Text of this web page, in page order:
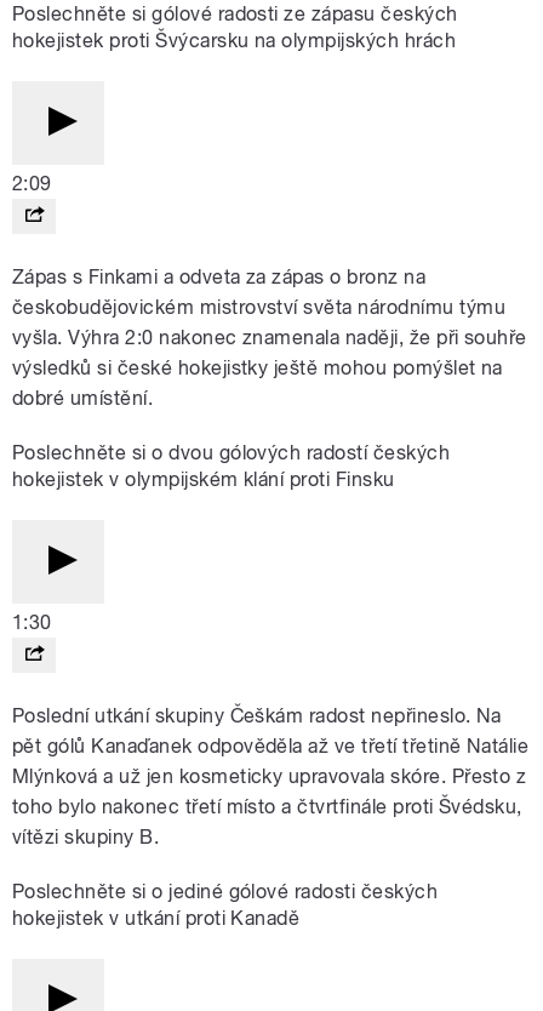
Poslechněte si gólové radosti ze zápasu českých
hokejistek proti Švýcarsku na olympijských hrách
2:09
Zápas s Finkami a odveta za zápas o bronz na
českobudějovickém mistrovství světa národnímu týmu
vyšla. Výhra 2:0 nakonec znamenala naději, že při souhře
výsledků si české hokejistky ještě mohou pomýšlet na
dobré umístění.
Poslechněte si o dvou gólových radostí českých
hokejistek v olympijském klání proti Finsku
1:30
Poslední utkání skupiny Češkám radost nepřineslo. Na
pět gólů Kanaďanek odpověděla až ve třetí třetině Natálie
Mlýnková a už jen kosmeticky upravovala skóre. Přesto z
toho bylo nakonec třetí místo a čtvrtfinále proti Švédsku,
vítězi skupiny B.
Poslechněte si o jediné gólové radosti českých
hokejistek v utkání proti Kanadě